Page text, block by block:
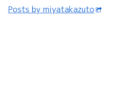
Posts by miyatakazuto